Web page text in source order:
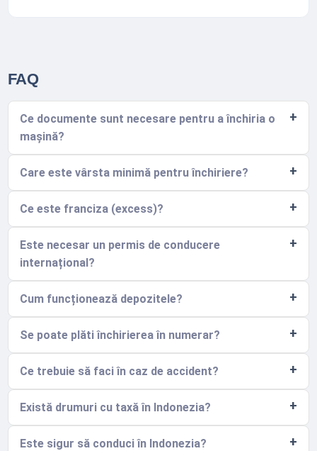
FAQ
Ce documente sunt necesare pentru a închiria o
mașină?
Care este vârsta minimă pentru închiriere?
Ce este franciza (excess)?
Este necesar un permis de conducere
internațional?
Cum funcționează depozitele?
Se poate plăti închirierea în numerar?
Ce trebuie să faci în caz de accident?
Există drumuri cu taxă în Indonezia?
Este sigur să conduci în Indonezia?